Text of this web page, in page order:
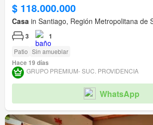
$ 118.000.000
Casa in Santiago, Región Metropolitana de
3 1
Patio Sin amueblar
Hace 19 días
GRUPO PREMIUM- SUC. PROVIDENCIA
WhatsApp